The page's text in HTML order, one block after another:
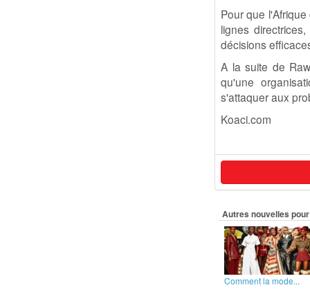
Pour que
lignes
décisions
A la suite de
qu'une
s'attaquer aux
Koaci.com
Autres nouvelles
Comment la mode...